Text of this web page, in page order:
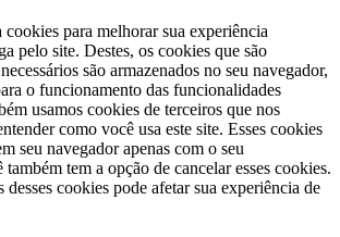
para melhorar sua experiência
pelo site. Destes, os cookies que são
são armazenados no seu navegador,
o funcionamento das funcionalidades
usamos cookies de terceiros que nos
como você usa este site. Esses cookies
seu navegador apenas com o seu
tem a opção de cancelar esses cookies.
desses cookies pode afetar sua experiência de